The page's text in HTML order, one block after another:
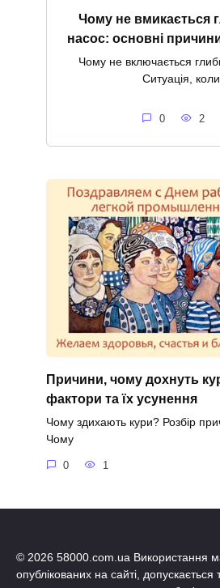
Чому не вмикається
насос: основні
Чому не включається
Ситуація, коли
0 2
Причини, чому дохнуть
фактори та їх усунення
Чому здихають кури? Розбір
Чому
0 1
© 2026 58000.com.ua Використання
опублікованих на сайті, допускається